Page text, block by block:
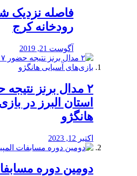
️فاصله نزدیک
رودخانه کرج
آگوست 21, 2019
استان البرز در
هانگژو
اکتبر 12, 2023
دومین دوره